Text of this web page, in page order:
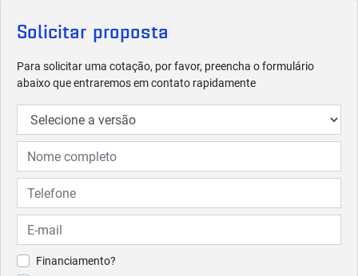
Solicitar proposta
Para solicitar uma cotação, por favor, preencha o formulário
abaixo que entraremos em contato rapidamente
Financiamento?